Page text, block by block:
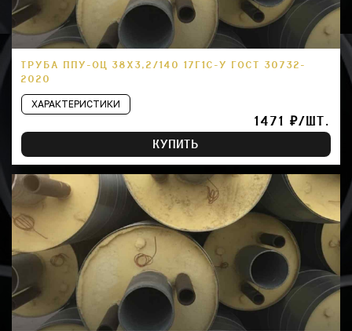
ТРУБА ППУ-ОЦ 38Х3,2/140 17Г1С-У ГОСТ 30732-
2020
ХАРАКТЕРИСТИКИ
1471 ₽/ШТ.
КУПИТЬ